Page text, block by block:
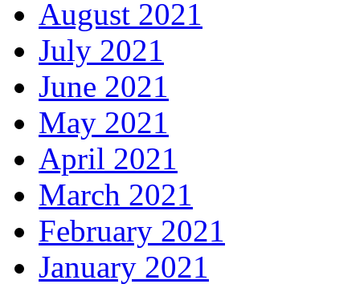
August 2021
July 2021
June 2021
May 2021
April 2021
March 2021
February 2021
January 2021